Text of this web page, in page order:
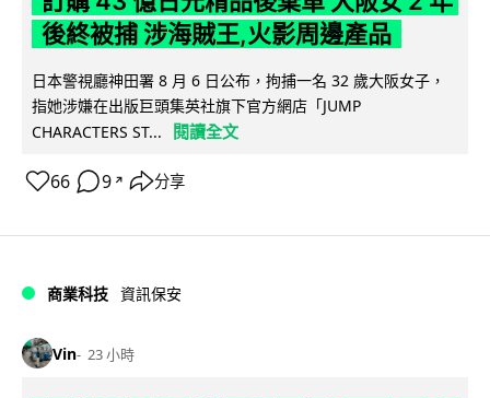
後終被捕 涉海賊王,火影周邊產品
日本警視廳神田署 8 月 6 日公布，拘捕一名 32 歲大阪女子，
指她涉嫌在出版巨頭集英社旗下官方網店「JUMP
CHARACTERS ST...
閱讀全文
66 9 ↗ 分享
商業科技 資訊保安
Vin 23 小時